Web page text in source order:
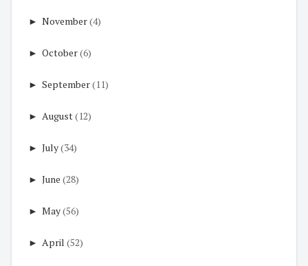
► November(4)
► October(6)
► September(11)
► August(12)
► July(34)
► June (28)
► May(56)
► April (52)